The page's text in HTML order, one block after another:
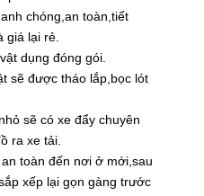
chóng,an toàn,tiết
giá lại rẻ.
dụng đóng gói.
sẽ được tháo lắp,bọc lót
sẽ có xe đẩy chuyên
ra xe tải.
toàn đến nơi ở mới,sau
xếp lại gọn gàng trước